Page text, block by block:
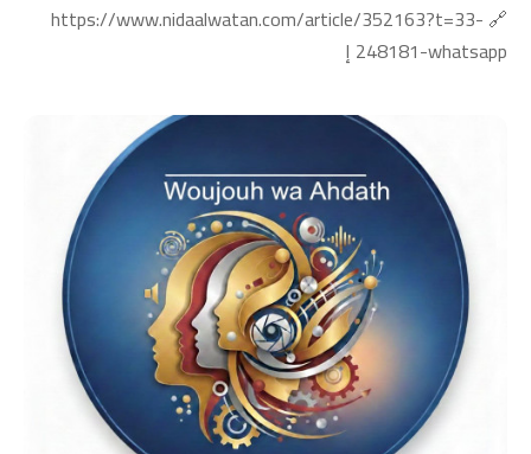
🔗 https://www.nidaalwatan.com/article/352163?t=33-
248181-whatsapp إ